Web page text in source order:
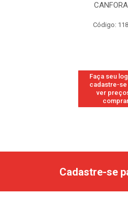
Código:
Faça seu
cadastre-se
ver
Cadastre-se